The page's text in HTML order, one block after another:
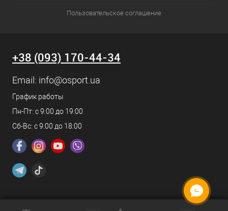
Пользовательское соглашение
+38 (093) 170-44-34
Email: info@osport.ua
График работы
Пн-Пт: с 9:00 до 19:00
Сб-Вс: с 9:00 до 18:00